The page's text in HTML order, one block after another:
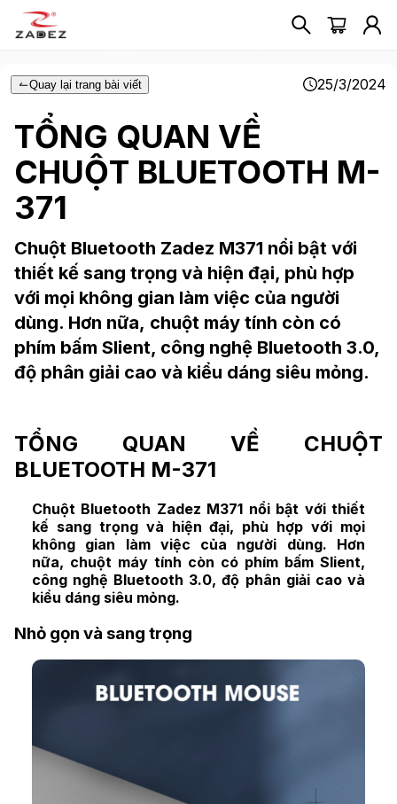
Quay lại trang bài viết 25/3/2024
TỔNG QUAN VỀ
CHUỘT BLUETOOTH M-
371
Chuột Bluetooth Zadez M371 nổi bật với
thiết kế sang trọng và hiện đại, phù hợp
với mọi không gian làm việc của người
dùng. Hơn nữa, chuột máy tính còn có
phím bấm Slient, công nghệ Bluetooth 3.0,
độ phân giải cao và kiểu dáng siêu mỏng.
TỔNG QUAN VỀ CHUỘT
BLUETOOTH M-371
Chuột Bluetooth Zadez M371 nổi bật với thiết
kế sang trọng và hiện đại, phù hợp với mọi
không gian làm việc của người dùng. Hơn
nữa, chuột máy tính còn có phím bấm Slient,
công nghệ Bluetooth 3.0, độ phân giải cao và
kiểu dáng siêu mỏng.
Nhỏ gọn và sang trọng